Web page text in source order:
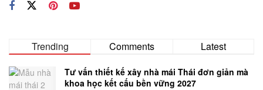
Trending Comments Latest
Tư vấn thiết kế xây nhà mái Thái đơn giản mà
khoa học kết cấu bền vững 2027